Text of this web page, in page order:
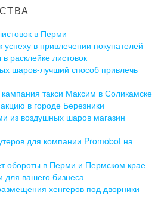
в Перми
в привлечении покупателей
расклейке листовок
шаров-лучший способ привлечь
такси Максим в Соликамске
в городе Березники
из воздушных шаров магазин
для компании Promobot на
обороты в Перми и Пермском крае
вашего бизнеса
хенгеров под дворники